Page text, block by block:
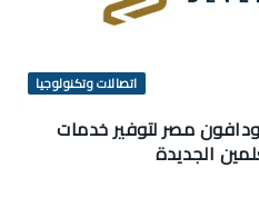
اتصالات وتكنولوجيا
مصر لتوفير خدمات